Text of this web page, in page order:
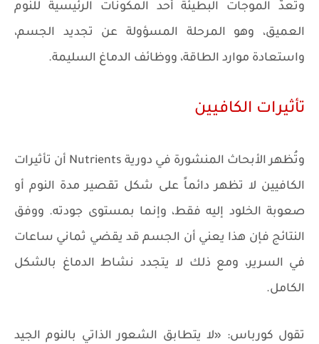
وتُعدّ الموجات البطيئة أحد المكونات الرئيسية للنوم
العميق، وهو المرحلة المسؤولة عن تجديد الجسم،
واستعادة موارد الطاقة، ووظائف الدماغ السليمة.
تأثيرات الكافيين
وتُظهر الأبحاث المنشورة في دورية Nutrients أن تأثيرات
الكافيين لا تظهر دائماً على شكل تقصير مدة النوم أو
صعوبة الخلود إليه فقط، وإنما بمستوى جودته. ووفق
النتائج فإن هذا يعني أن الجسم قد يقضي ثماني ساعات
في السرير، ومع ذلك لا يتجدد نشاط الدماغ بالشكل
الكامل.
تقول كورباس: «لا يتطابق الشعور الذاتي بالنوم الجيد